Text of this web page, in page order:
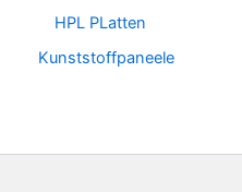
HPL PLatten
Kunststoffpaneele